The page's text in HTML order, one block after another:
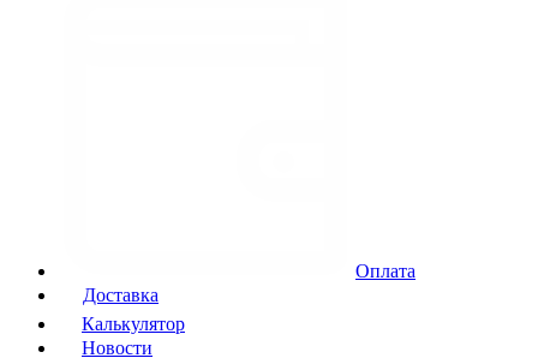
Оплата
Доставка
Калькулятор
Новости